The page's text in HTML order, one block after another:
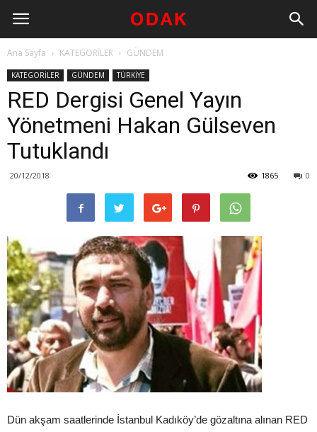
Ana Sayfa KATEGORİLER GÜNDEM
KATEGORİLER GÜNDEM TÜRKİYE
RED Dergisi Genel Yayın
Yönetmeni Hakan Gülseven
Tutuklandı
20/12/2018 0
1865
Dün akşam saatlerinde İstanbul Kadıköy’de gözaltına alınan RED